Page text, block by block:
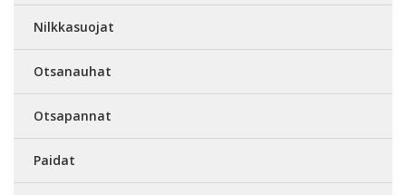
Nilkkasuojat
Otsanauhat
Otsapannat
Paidat